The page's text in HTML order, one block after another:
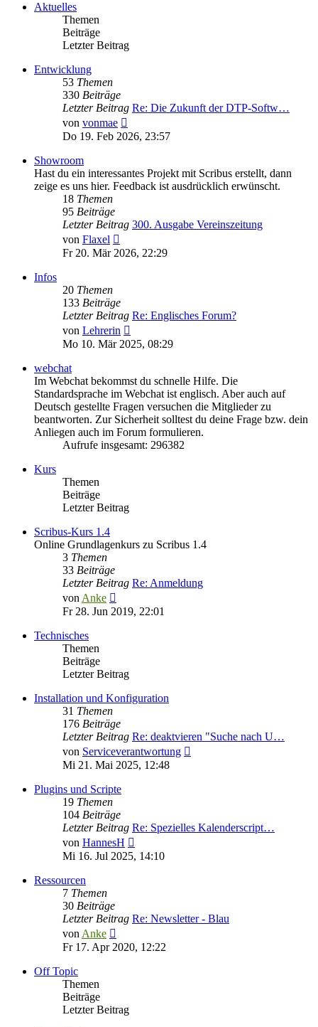
Aktuelles
Themen
Beiträge
Letzter Beitrag
Entwicklung
53 Themen
330 Beiträge
Letzter Beitrag Re: Die Zukunft der DTP-Softw…
von vonmae
Beitrag
Do 19. Feb 2026, 23:57
Showroom
Hast du ein interessantes Projekt mit Scribus erstellt, dann
zeige es uns hier. Feedback ist ausdrücklich erwünscht.
18 Themen
95 Beiträge
Letzter Beitrag 300. Ausgabe Vereinszeitung
von Flaxel
Beitrag
Fr 20. Mär 2026, 22:29
Infos
20 Themen
133 Beiträge
Letzter Beitrag Re: Englisches Forum?
von Lehrerin
Beitrag
Mo 10. Mär 2025, 08:29
webchat
Im Webchat bekommst du schnelle Hilfe. Die
Standardsprache im Webchat ist englisch. Aber auch auf
Deutsch gestellte Fragen versuchen die Mitglieder zu
beantworten. Zur Sicherheit solltest du deine Frage bzw. dein
Anliegen auch im Forum formulieren.
Aufrufe insgesamt: 296382
Kurs
Themen
Beiträge
Letzter Beitrag
Scribus-Kurs 1.4
Online Grundlagenkurs zu Scribus 1.4
3 Themen
33 Beiträge
Letzter Beitrag Re: Anmeldung
von Anke
Beitrag
Fr 28. Jun 2019, 22:01
Technisches
Themen
Beiträge
Letzter Beitrag
Installation und Konfiguration
31 Themen
176 Beiträge
Letzter Beitrag Re: deaktvieren "Suche nach U…
von Serviceverantwortung
Mi 21. Mai 2025, 12:48
Plugins und Scripte
19 Themen
104 Beiträge
Letzter Beitrag Re: Spezielles Kalenderscript…
von HannesH
Beitrag
Mi 16. Jul 2025, 14:10
Ressourcen
7 Themen
30 Beiträge
Letzter Beitrag Re: Newsletter - Blau
von Anke
Beitrag
Fr 17. Apr 2020, 12:22
Off Topic
Themen
Beiträge
Letzter Beitrag